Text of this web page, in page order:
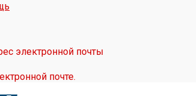
электронной почты
почте.